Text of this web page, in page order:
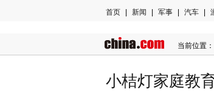
首页 新闻 军事 汽车
当前位置：
小桔灯家庭教